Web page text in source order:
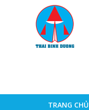
TRANG CHỦ